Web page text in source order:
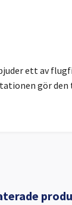
ett av
gör